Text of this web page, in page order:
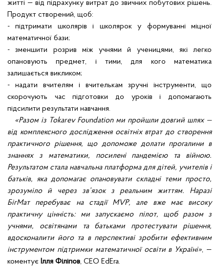
житті — від підрахунку витрат до звичних побутових рішень.
Продукт створений, щоб:
- підтримати школярів і школярок у формуванні міцної
математичної бази;
- зменшити розрив між учнями й ученицями, які легко
опановують предмет, і тими, для кого математика
залишається викликом;
- надати вчителям і вчителькам зручні інструменти, що
скорочують час підготовки до уроків і допомагають
підсилити результати навчання.
«Разом із Tokarev Foundation ми пройшли довгий шлях —
від комплексного дослідження освітніх втрат до створення
практичного рішення, що допоможе долати прогалини в
знаннях з математики, посилені пандемією та війною.
Результатом стала навчальна платформа для дітей, учителів і
батьків, яка допомагає опановувати складні теми просто,
зрозуміло й через зв’язок з реальним життям. Наразі
БігМат перебуває на стадії MVP, але вже має високу
практичну цінність: ми запускаємо пілот, щоб разом з
учнями, освітянами та батьками протестувати рішення,
вдосконалити його та в перспективі зробити ефективним
інструментом підтримки математичної освіти в Україні», —
коментує Ілля Філіпов, CEO EdEra.